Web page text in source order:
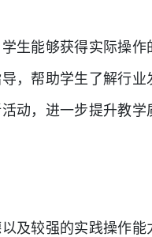
生能够获得实际操作
，帮助学生了解行业
动，进一步提升教学
及较强的实践操作能